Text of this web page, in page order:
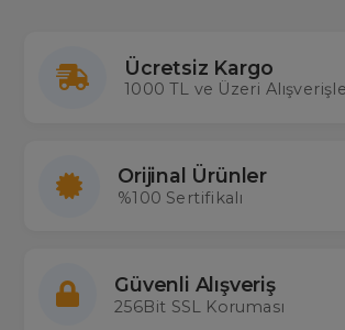
Ücretsiz Kargo
1000 TL ve Üzeri
Orijinal Ürünler
%100 Sertifikalı
Güvenli Alışveriş
256Bit SSL Koruması